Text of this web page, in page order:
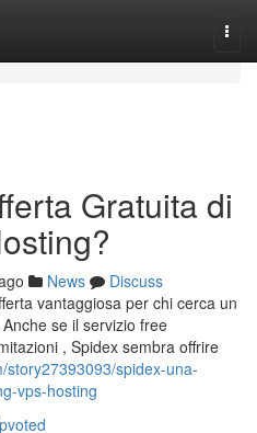
Gratuita di
News
Discuss
vantaggiosa per chi cerca un
se il servizio free
, Spidex sembra offrire
story27393093/spidex-una-
vps-hosting